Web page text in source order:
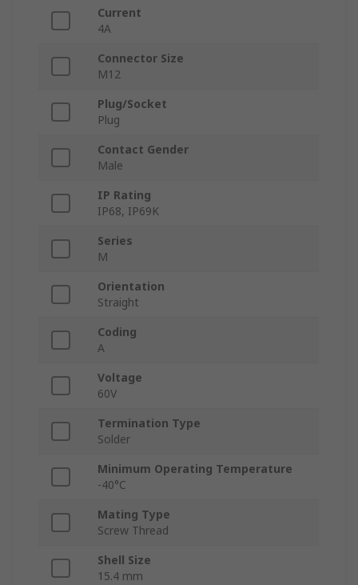
Current
4A
Connector Size
M12
Plug/Socket
Plug
Contact Gender
Male
IP Rating
IP68, IP69K
Series
M
Orientation
Straight
Coding
A
Voltage
60V
Termination Type
Solder
Minimum Operating Temperature
-40°C
Mating Type
Screw Thread
Shell Size
15.4 mm